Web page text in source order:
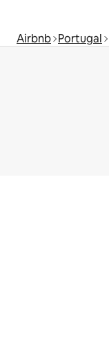
Airbnb Portugal